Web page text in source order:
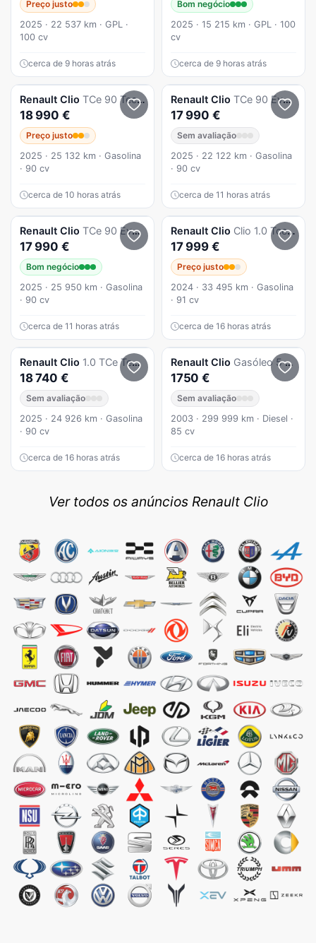
Preço justo
2025 · 22 537 km · GPL ·
100 cv
cerca de 9 horas atrás
Bom negócio
2025 · 15 215 km · GPL · 100
cv
cerca de 9 horas atrás
Renault Clio TCe 90 Techno
18 990 €
Preço justo
2025 · 25 132 km · Gasolina
· 90 cv
cerca de 10 horas atrás
Renault Clio TCe 90 Evolution
17 990 €
Sem avaliação
2025 · 22 122 km · Gasolina
· 90 cv
cerca de 11 horas atrás
Renault Clio TCe 90 Evolution
17 990 €
Bom negócio
2025 · 25 950 km · Gasolina
· 90 cv
cerca de 11 horas atrás
Renault Clio Clio 1.0 Tce Techno
17 999 €
Preço justo
2024 · 33 495 km · Gasolina
· 91 cv
cerca de 16 horas atrás
Renault Clio 1.0 TCe Techno
18 740 €
Sem avaliação
2025 · 24 926 km · Gasolina
· 90 cv
cerca de 16 horas atrás
Renault Clio Gasóleo 5 Lugares
1750 €
Sem avaliação
2003 · 299 999 km · Diesel ·
85 cv
cerca de 16 horas atrás
Ver todos os anúncios Renault Clio